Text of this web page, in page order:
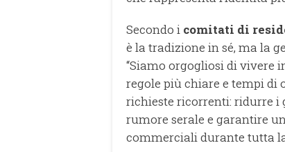
Secondo i comitati di
è la tradizione in sé, ma la
“Siamo orgogliosi di vivere
regole più chiare e tempi di
richieste ricorrenti: ridurre
rumore serale e garantire
commerciali durante tutta